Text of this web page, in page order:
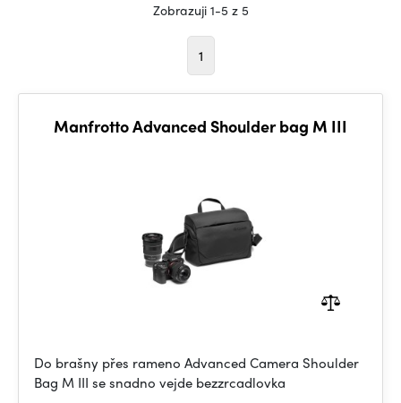
Zobrazuji 1-5 z 5
1
Manfrotto Advanced Shoulder bag M III
Do brašny přes rameno Advanced Camera Shoulder
Bag M III se snadno vejde bezzrcadlovka